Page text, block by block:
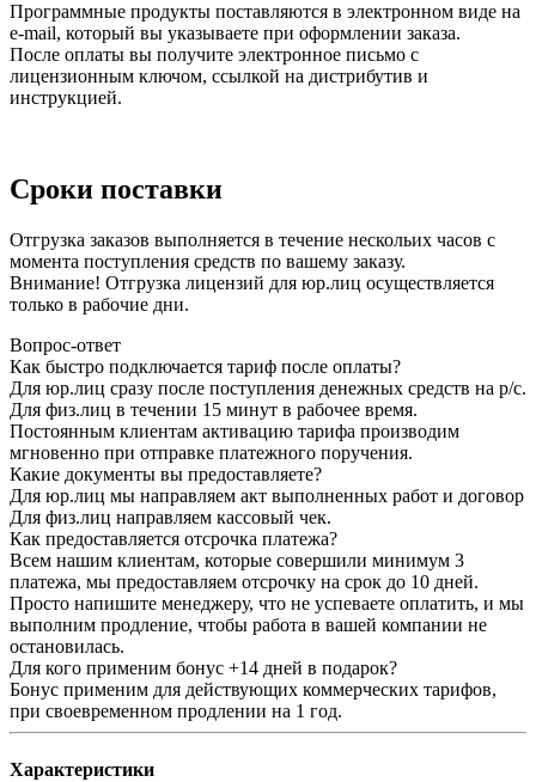
Программные продукты поставляются в электронном виде на
e-mail, который вы указываете при оформлении заказа.
После оплаты вы получите электронное письмо с
лицензионным ключом, ссылкой на дистрибутив и
инструкцией.
Сроки поставки
Отгрузка заказов выполняется в течение нескольих часов с
момента поступления средств по вашему заказу.
Внимание! Отгрузка лицензий для юр.лиц осуществляется
только в рабочие дни.
Вопрос-ответ
Как быстро подключается тариф после оплаты?
Для юр.лиц сразу после поступления денежных средств на р/с.
Для физ.лиц в течении 15 минут в рабочее время.
Постоянным клиентам активацию тарифа производим
мгновенно при отправке платежного поручения.
Какие документы вы предоставляете?
Для юр.лиц мы направляем акт выполненных работ и договор
Для физ.лиц направляем кассовый чек.
Как предоставляется отсрочка платежа?
Всем нашим клиентам, которые совершили минимум 3
платежа, мы предоставляем отсрочку на срок до 10 дней.
Просто напишите менеджеру, что не успеваете оплатить, и мы
выполним продление, чтобы работа в вашей компании не
остановилась.
Для кого применим бонус +14 дней в подарок?
Бонус применим для действующих коммерческих тарифов,
при своевременном продлении на 1 год.
Характеристики